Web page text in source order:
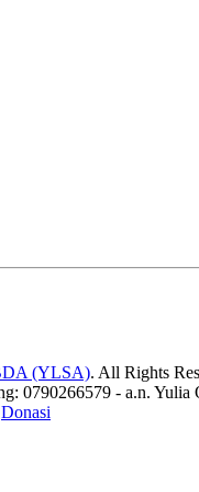
(YLSA). All Rights
0790266579 - a.n. Yulia
Donasi